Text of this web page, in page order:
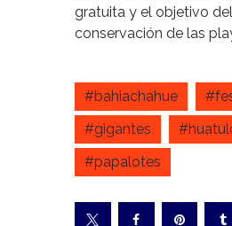
gratuita y el objetivo
conservación de las
#bahiachahue
#gigantes
#papalotes